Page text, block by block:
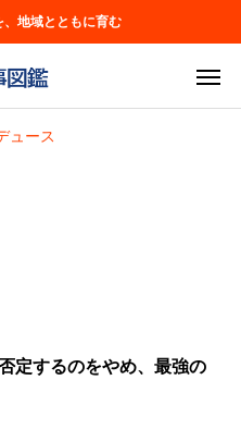
地域とともに育む
ュース
定するのをやめ、最強の